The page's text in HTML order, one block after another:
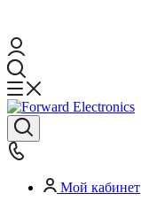
Мой кабинет